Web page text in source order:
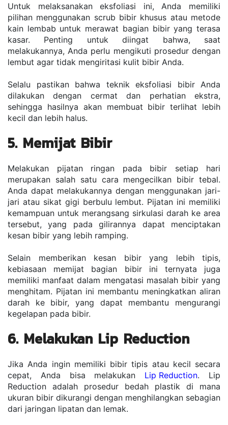
Untuk melaksanakan eksfoliasi ini, Anda memiliki
pilihan menggunakan scrub bibir khusus atau metode
kain lembab untuk merawat bagian bibir yang terasa
kasar. Penting untuk diingat bahwa, saat
melakukannya, Anda perlu mengikuti prosedur dengan
lembut agar tidak mengiritasi kulit bibir Anda.
Selalu pastikan bahwa teknik eksfoliasi bibir Anda
dilakukan dengan cermat dan perhatian ekstra,
sehingga hasilnya akan membuat bibir terlihat lebih
kecil dan lebih halus.
5. Memijat Bibir
Melakukan pijatan ringan pada bibir setiap hari
merupakan salah satu cara mengecilkan bibir tebal.
Anda dapat melakukannya dengan menggunakan jari-
jari atau sikat gigi berbulu lembut. Pijatan ini memiliki
kemampuan untuk merangsang sirkulasi darah ke area
tersebut, yang pada gilirannya dapat menciptakan
kesan bibir yang lebih ramping.
Selain memberikan kesan bibir yang lebih tipis,
kebiasaan memijat bagian bibir ini ternyata juga
memiliki manfaat dalam mengatasi masalah bibir yang
menghitam. Pijatan ini membantu meningkatkan aliran
darah ke bibir, yang dapat membantu mengurangi
kegelapan pada bibir.
6. Melakukan Lip Reduction
Jika Anda ingin memiliki bibir tipis atau kecil secara
cepat, Anda bisa melakukan Lip Reduction. Lip
Reduction adalah prosedur bedah plastik di mana
ukuran bibir dikurangi dengan menghilangkan sebagian
dari jaringan lipatan dan lemak.